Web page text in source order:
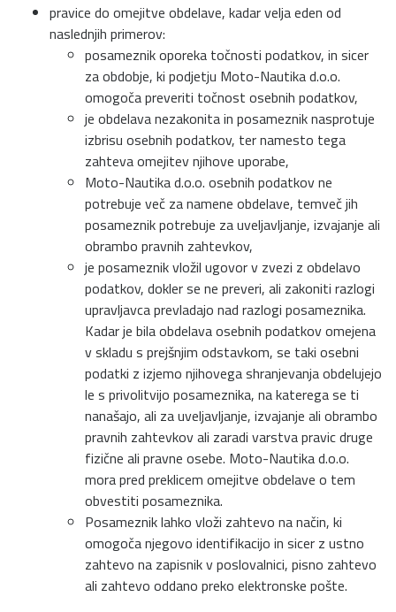
pravice do omejitve obdelave, kadar velja eden od
naslednjih primerov:
posameznik oporeka točnosti podatkov, in sicer
za obdobje, ki podjetju Moto-Nautika d.o.o.
omogoča preveriti točnost osebnih podatkov,
je obdelava nezakonita in posameznik nasprotuje
izbrisu osebnih podatkov, ter namesto tega
zahteva omejitev njihove uporabe,
Moto-Nautika d.o.o. osebnih podatkov ne
potrebuje več za namene obdelave, temveč jih
posameznik potrebuje za uveljavljanje, izvajanje ali
obrambo pravnih zahtevkov,
je posameznik vložil ugovor v zvezi z obdelavo
podatkov, dokler se ne preveri, ali zakoniti razlogi
upravljavca prevladajo nad razlogi posameznika.
Kadar je bila obdelava osebnih podatkov omejena
v skladu s prejšnjim odstavkom, se taki osebni
podatki z izjemo njihovega shranjevanja obdelujejo
le s privolitvijo posameznika, na katerega se ti
nanašajo, ali za uveljavljanje, izvajanje ali obrambo
pravnih zahtevkov ali zaradi varstva pravic druge
fizične ali pravne osebe. Moto-Nautika d.o.o.
mora pred preklicem omejitve obdelave o tem
obvestiti posameznika.
Posameznik lahko vloži zahtevo na način, ki
omogoča njegovo identifikacijo in sicer z ustno
zahtevo na zapisnik v poslovalnici, pisno zahtevo
ali zahtevo oddano preko elektronske pošte.